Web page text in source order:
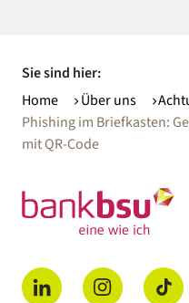
Sie sind hier:
Home
Über uns
Phishing im Briefkasten:
mit QR-Code
(öffnet in einem neuen
(öffnet in